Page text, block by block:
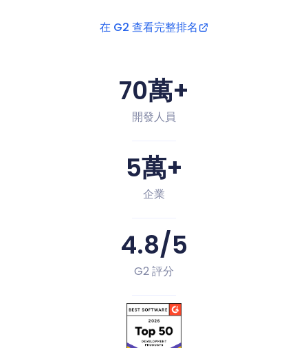
在 G2 查看完整排名
70萬+
開發人員
5萬+
企業
4.8/5
G2 評分